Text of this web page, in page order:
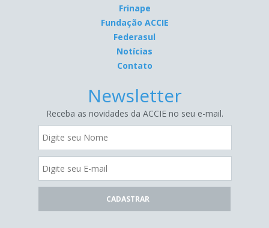
Frinape
Fundação ACCIE
Federasul
Notícias
Contato
Newsletter
Receba as novidades da ACCIE no seu e-mail.